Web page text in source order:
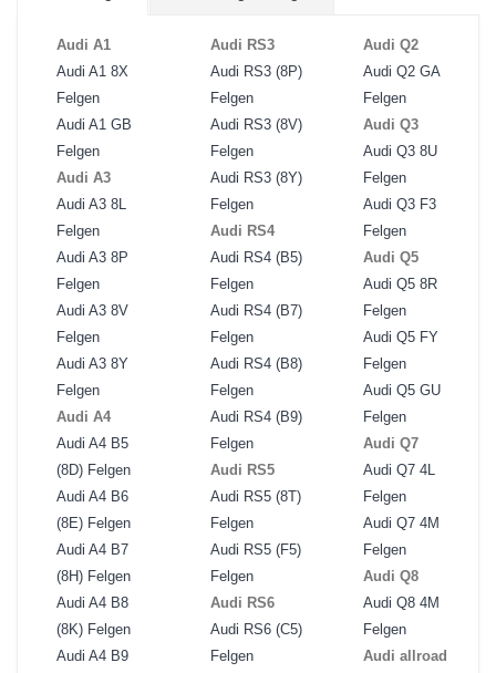
Audi A1
Audi A1 8X
Felgen
Audi A1 GB
Felgen
Audi A3
Audi A3 8L
Felgen
Audi A3 8P
Felgen
Audi A3 8V
Felgen
Audi A3 8Y
Felgen
Audi A4
Audi A4 B5
(8D) Felgen
Audi A4 B6
(8E) Felgen
Audi A4 B7
(8H) Felgen
Audi A4 B8
(8K) Felgen
Audi A4 B9
Audi RS3
Audi RS3 (8P)
Felgen
Audi RS3 (8V)
Felgen
Audi RS3 (8Y)
Felgen
Audi RS4
Audi RS4 (B5)
Felgen
Audi RS4 (B7)
Felgen
Audi RS4 (B8)
Felgen
Audi RS4 (B9)
Felgen
Audi RS5
Audi RS5 (8T)
Felgen
Audi RS5 (F5)
Felgen
Audi RS6
Audi RS6 (C5)
Felgen
Audi Q2
Audi Q2 GA
Felgen
Audi Q3
Audi Q3 8U
Felgen
Audi Q3 F3
Felgen
Audi Q5
Audi Q5 8R
Felgen
Audi Q5 FY
Felgen
Audi Q5 GU
Felgen
Audi Q7
Audi Q7 4L
Felgen
Audi Q7 4M
Felgen
Audi Q8
Audi Q8 4M
Felgen
Audi allroad